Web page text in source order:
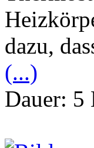
dazu,
(...)
Dauer: 5